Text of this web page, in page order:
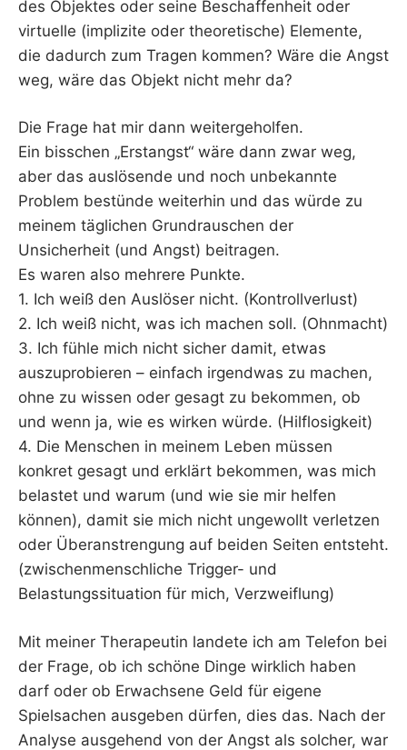
des Objektes oder seine Beschaffenheit oder
virtuelle (implizite oder theoretische) Elemente,
die dadurch zum Tragen kommen? Wäre die Angst
weg, wäre das Objekt nicht mehr da?
Die Frage hat mir dann weitergeholfen.
Ein bisschen „Erstangst“ wäre dann zwar weg,
aber das auslösende und noch unbekannte
Problem bestünde weiterhin und das würde zu
meinem täglichen Grundrauschen der
Unsicherheit (und Angst) beitragen.
Es waren also mehrere Punkte.
1. Ich weiß den Auslöser nicht. (Kontrollverlust)
2. Ich weiß nicht, was ich machen soll. (Ohnmacht)
3. Ich fühle mich nicht sicher damit, etwas
auszuprobieren – einfach irgendwas zu machen,
ohne zu wissen oder gesagt zu bekommen, ob
und wenn ja, wie es wirken würde. (Hilflosigkeit)
4. Die Menschen in meinem Leben müssen
konkret gesagt und erklärt bekommen, was mich
belastet und warum (und wie sie mir helfen
können), damit sie mich nicht ungewollt verletzen
oder Überanstrengung auf beiden Seiten entsteht.
(zwischenmenschliche Trigger- und
Belastungssituation für mich, Verzweiflung)
Mit meiner Therapeutin landete ich am Telefon bei
der Frage, ob ich schöne Dinge wirklich haben
darf oder ob Erwachsene Geld für eigene
Spielsachen ausgeben dürfen, dies das. Nach der
Analyse ausgehend von der Angst als solcher, war